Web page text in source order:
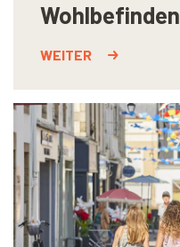
Wohlbefinden
WEITER